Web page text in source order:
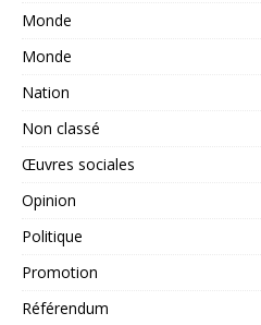
Monde
Monde
Nation
Non classé
Œuvres sociales
Opinion
Politique
Promotion
Référendum